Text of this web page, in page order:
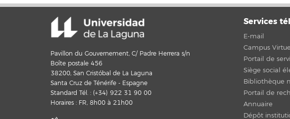
Pavillon du Gouvernement, C/ Padre Herrera s/n
Boîte postale 456
38200, San Cristóbal de La Laguna
Santa Cruz de Ténérife - Espagne
Standard Tél. : (+34) 922 31 90 00
Horaires : FR, 8h00 à 21h00
Services
E-mail
Campus
Portail de
Siège social
Bibliothèque
Portail de
Annuaire
Dépôt